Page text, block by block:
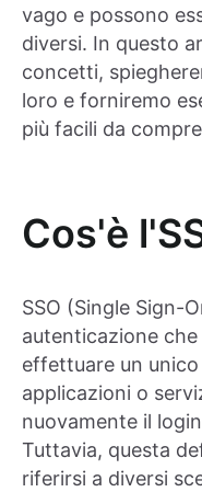
vago e possono
diversi. In questo
concetti,
loro e forniremo
più facili da
Cos'è
SSO (Single Sign-
autenticazione
effettuare un
applicazioni o
nuovamente il
Tuttavia, questa
riferirsi a diversi